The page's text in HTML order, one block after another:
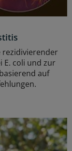
rezidivierender
E. coli und zur
auf